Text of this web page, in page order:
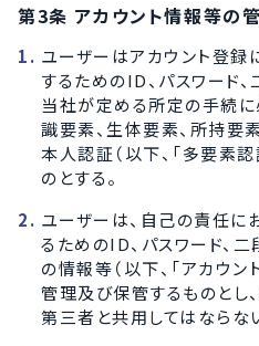
第3条 アカウント情報等の
ユーザーはアカウント登録
するためのID、パスワード
当社が定める所定の手続
識要素、生体要素、所持要
本人認証（以下、「多要素認
のとする。
ユーザーは、自己の責任に
るためのID、パスワード、
の情報等（以下、「アカウン
管理及び保管するものとし
第三者と共用してはならな